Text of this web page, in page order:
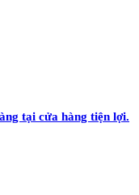
tại cửa hàng tiện lợi.